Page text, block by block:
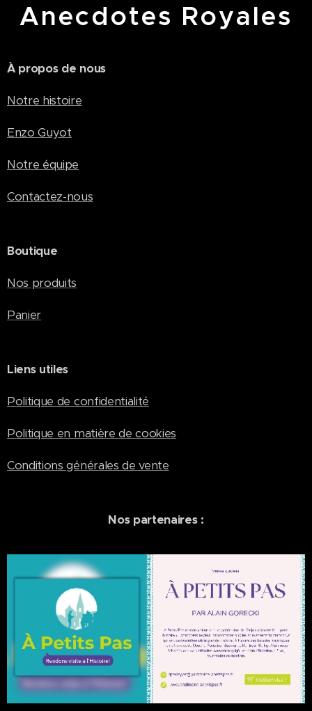
Anecdotes Royales
À propos de nous
Notre histoire
Enzo Guyot
Notre équipe
Contactez-nous
Boutique
Nos produits
Panier
Liens utiles
Politique de confidentialité
Politique en matière de cookies
Conditions générales de vente
Nos partenaires :